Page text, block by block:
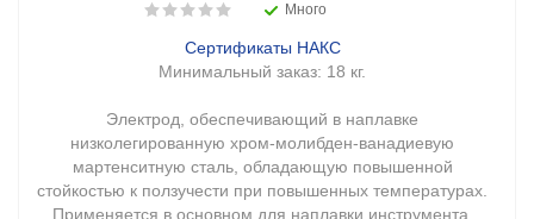
Много
Сертификаты НАКС
Минимальный заказ: 18 кг.
Электрод, обеспечивающий в наплавке
низколегированную хром-молибден-ванадиевую
мартенситную сталь, обладающую повышенной
стойкостью к ползучести при повышенных температурах.
Применяется в основном для наплавки инструмента,